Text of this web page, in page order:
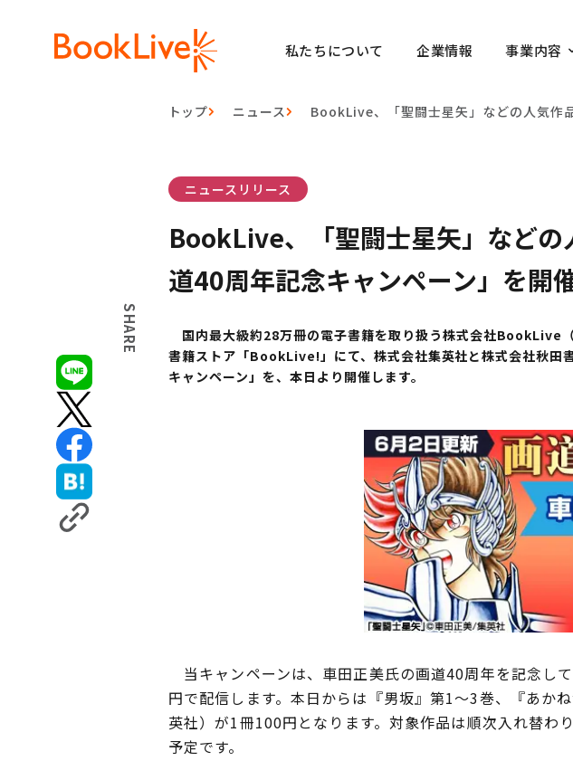
私たちについて 企業情報 事業内容
トップ ニュース BookLive、「聖闘士星矢」などの人気作
SHARE
ニュースリリース
BookLive、「聖闘士星矢」など
道40周年記念キャンペーン」を開
国内最大級約28万冊の電子書籍を取り扱う株式会社BookLive
書籍ストア「BookLive!」にて、株式会社集英社と株式会社秋田
キャンペーン」を、本日より開催します。
当キャンペーンは、車田正美氏の画道40周年を記念し
円で配信します。本日からは『男坂』第1～3巻、『あ
英社）が1冊100円となります。対象作品は順次入れ替わ
予定です。